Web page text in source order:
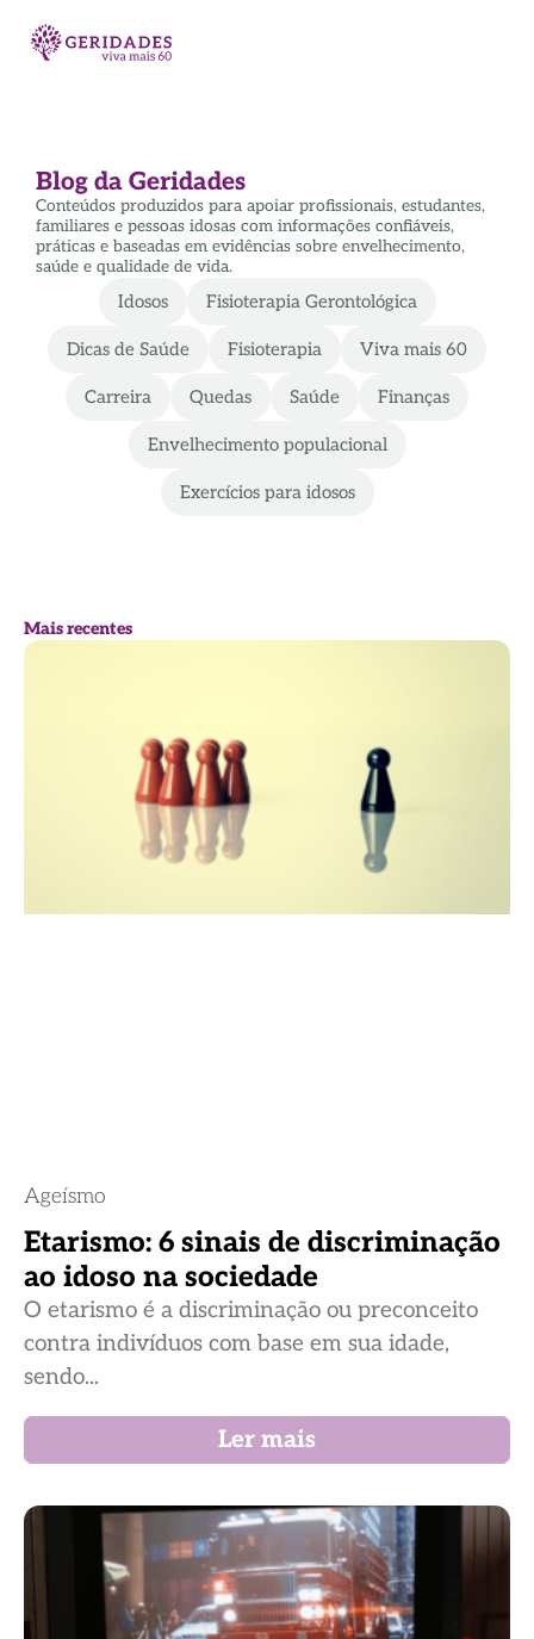
Blog da Geridades
Conteúdos produzidos para apoiar profissionais, estudantes,
familiares e pessoas idosas com informações confiáveis,
práticas e baseadas em evidências sobre envelhecimento,
saúde e qualidade de vida.
Idosos Fisioterapia Gerontológica
Dicas de Saúde Fisioterapia Viva mais 60
Carreira Quedas Saúde Finanças
Envelhecimento populacional
Exercícios para idosos
Mais recentes
Ageísmo
Etarismo: 6 sinais de discriminação
ao idoso na sociedade
O etarismo é a discriminação ou preconceito
contra indivíduos com base em sua idade,
sendo...
Ler mais